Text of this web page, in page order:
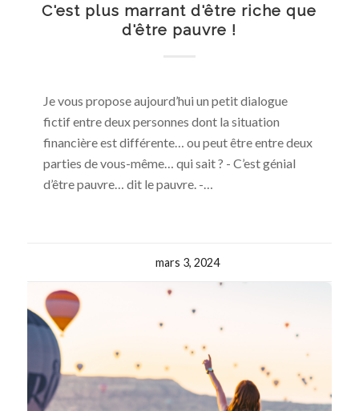
C'est plus marrant d'être riche que
d'être pauvre !
Je vous propose aujourd’hui un petit dialogue
fictif entre deux personnes dont la situation
financière est différente… ou peut être entre deux
parties de vous-même… qui sait ? - C’est génial
d’être pauvre… dit le pauvre. -…
mars 3, 2024